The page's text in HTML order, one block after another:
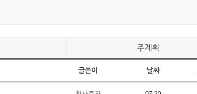
주계획
글쓴이 날짜